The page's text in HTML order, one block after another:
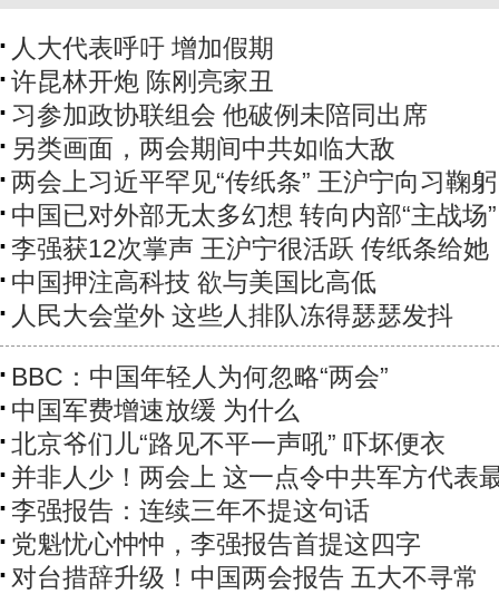
人大代表呼吁 增加假期
许昆林开炮 陈刚亮家丑
习参加政协联组会 他破例未陪同出席
另类画面，两会期间中共如临大敌
两会上习近平罕见“传纸条” 王沪宁向习鞠躬
中国已对外部无太多幻想 转向内部“主战场”
李强获12次掌声 王沪宁很活跃 传纸条给她
中国押注高科技 欲与美国比高低
人民大会堂外 这些人排队冻得瑟瑟发抖
BBC：中国年轻人为何忽略“两会”
中国军费增速放缓 为什么
北京爷们儿“路见不平一声吼” 吓坏便衣
并非人少！两会上 这一点令中共军方代表
李强报告：连续三年不提这句话
党魁忧心忡忡，李强报告首提这四字
对台措辞升级！中国两会报告 五大不寻常